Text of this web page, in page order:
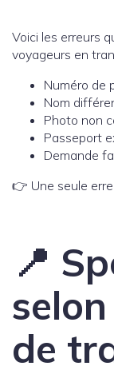
Voici les erreurs
voyageurs en
Numéro de
Nom
Photo non
Passeport
Demande
👉 Une seule
📍
de